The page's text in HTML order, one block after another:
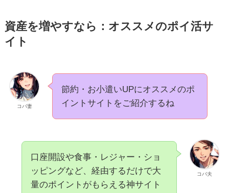
資産を増やすなら：オススメのポイ活サ
イト
コバ妻
節約・お小遣いUPにオススメのポ
イントサイトをご紹介するね
コバ夫
口座開設や食事・レジャー・ショ
ッピングなど、経由するだけで大
量のポイントがもらえる神サイト